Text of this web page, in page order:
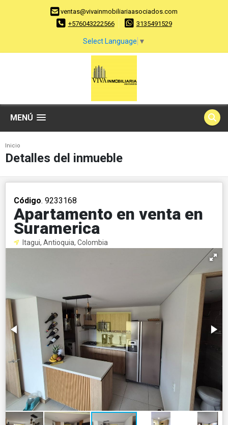
ventas@vivainmobiliariaasociados.com
+576043222566
3135491529
Select Language ▼
MENÚ
Inicio
Detalles del inmueble
Código. 9233168
Apartamento en venta en
Suramerica
Itagui, Antioquia, Colombia